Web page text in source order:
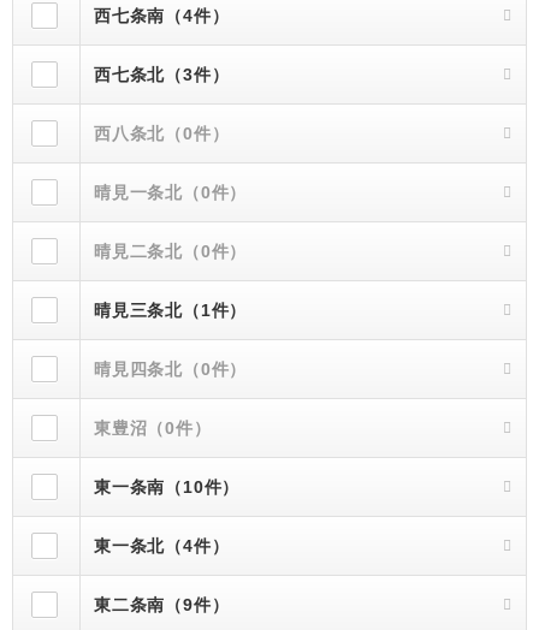
西七条南（4件）
西七条北（3件）
西八条北（0件）
晴見一条北（0件）
晴見二条北（0件）
晴見三条北（1件）
晴見四条北（0件）
東豊沼（0件）
東一条南（10件）
東一条北（4件）
東二条南（9件）